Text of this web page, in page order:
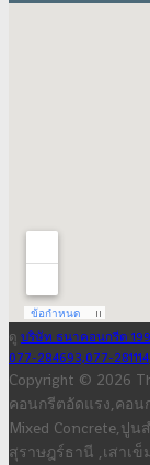
ดู บริษัท ธนาคอนกรีต
077-284693,077-281114
Copyright © 2026
คอนกรีตอัดแรง,คอ
Mixed Concrete,ปู
สุราษฎร์ธานี ,เสาเ